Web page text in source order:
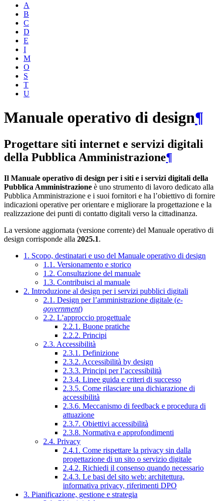
A
B
C
D
E
I
M
O
S
T
U
Manuale operativo di design¶
Progettare siti internet e servizi digitali
della Pubblica Amministrazione¶
Il Manuale operativo di design per i siti e i servizi digitali della
Pubblica Amministrazione è uno strumento di lavoro dedicato alla
Pubblica Amministrazione e i suoi fornitori e ha l’obiettivo di fornire
indicazioni operative per orientare e migliorare la progettazione e la
realizzazione dei punti di contatto digitali verso la cittadinanza.
La versione aggiornata (versione corrente) del Manuale operativo di
design corrisponde alla 2025.1.
1. Scopo, destinatari e uso del Manuale operativo di design
1.1. Versionamento e storico
1.2. Consultazione del manuale
1.3. Contribuisci al manuale
2. Introduzione al design per i servizi pubblici digitali
2.1. Design per l’amministrazione digitale (e-
government)
2.2. L’approccio progettuale
2.2.1. Buone pratiche
2.2.2. Principi
2.3. Accessibilità
2.3.1. Definizione
2.3.2. Accessibilità by design
2.3.3. Principi per l’accessibilità
2.3.4. Linee guida e criteri di successo
2.3.5. Come rilasciare una dichiarazione di
accessibilità
2.3.6. Meccanismo di feedback e procedura di
attuazione
2.3.7. Obiettivi accessibilità
2.3.8. Normativa e approfondimenti
2.4. Privacy
2.4.1. Come rispettare la privacy sin dalla
progettazione di un sito o servizio digitale
2.4.2. Richiedi il consenso quando necessario
2.4.3. Le basi del sito web: architettura,
informativa privacy, riferimenti DPO
3. Pianificazione, gestione e strategia